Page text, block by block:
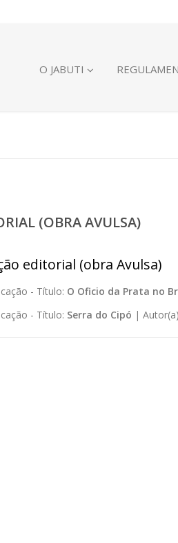
O JABUTI
(OBRA AVULSA)
editorial (obra Avulsa)
- Título: O Oficio da Prata no
- Título: Serra do Cipó |